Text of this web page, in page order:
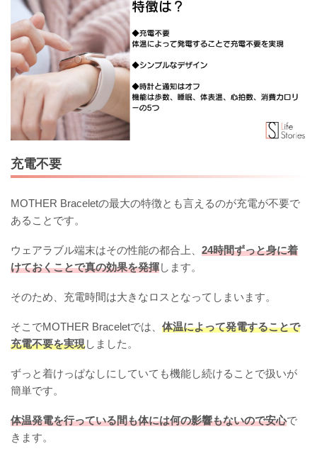
充電不要
MOTHER Braceletの最大の特徴とも言えるのが充電が不要で
あることです。
ウェアラブル端末はその性能の都合上、 24時間ずっと身に着
けておくことで真の効果を発揮します。
そのため、充電時間は大きなロスとなってしまいます。
そこでMOTHER Braceletでは、 体温によって発電することで
充電不要を実現しました。
ずっと着けっぱなしにしていても機能し続けることで扱いが
簡単です。
体温発電を行っている間も体には何の影響もないので安心で
きます。